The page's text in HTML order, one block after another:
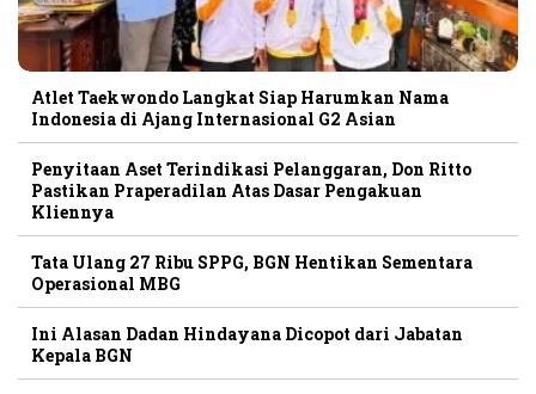
Atlet Taekwondo Langkat Siap Harumkan Nama
Indonesia di Ajang Internasional G2 Asian
Penyitaan Aset Terindikasi Pelanggaran, Don Ritto
Pastikan Praperadilan Atas Dasar Pengakuan
Kliennya
Tata Ulang 27 Ribu SPPG, BGN Hentikan Sementara
Operasional MBG
Ini Alasan Dadan Hindayana Dicopot dari Jabatan
Kepala BGN